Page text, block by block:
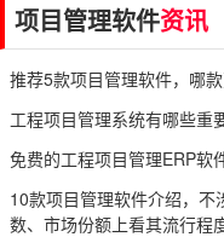
项目管理软件资讯
推荐5款项目管理软件，哪
工程项目管理系统有哪些重
免费的工程项目管理ERP软
10款项目管理软件介绍，不
数、市场份额上看其流行程